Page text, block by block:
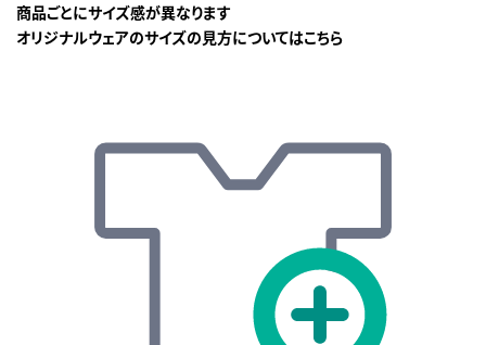
商品ごとにサイズ感が異なります
オリジナルウェアのサイズの見方についてはこちら